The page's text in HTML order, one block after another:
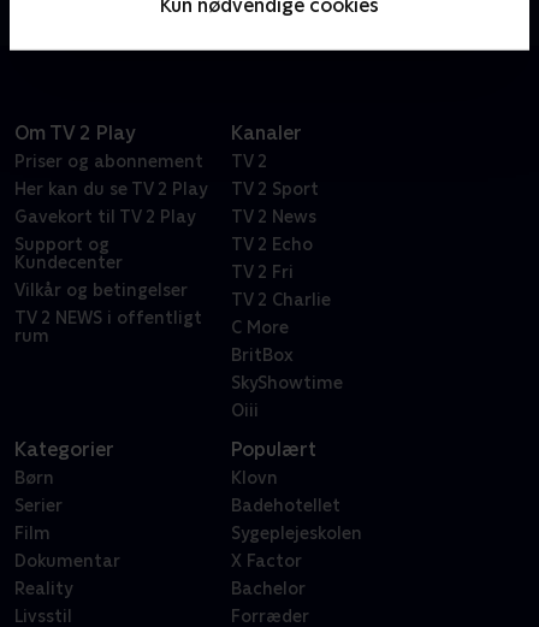
Kun nødvendige cookies
gennem virkelige hændelser og
Om TV 2 Play
Priser og abonnement
Her kan du se TV 2 Play
Gavekort til TV 2 Play
Support og
Kundecenter
Vilkår og betingelser
TV 2 NEWS i offentligt
rum
Kanaler
TV 2
TV 2 Sport
TV 2 News
TV 2 Echo
TV 2 Fri
TV 2 Charlie
C More
BritBox
SkyShowtime
Oiii
Kategorier
Børn
Serier
Film
Dokumentar
Reality
Livsstil
Populært
Klovn
Badehotellet
Sygeplejeskolen
X Factor
Bachelor
Forræder